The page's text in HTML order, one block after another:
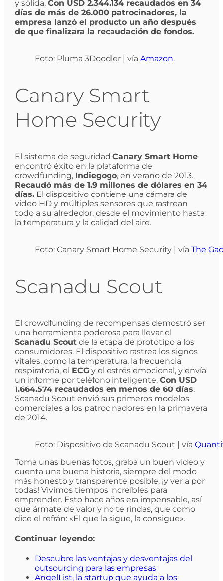
y sólida. Con USD 2.344.134 recaudados en 34
días de más de 26.000 patrocinadores, la
empresa lanzó el producto un año después
de que finalizara la recaudación de fondos.
Foto: Pluma 3Doodler | vía Amazon.
Canary Smart
Home Security
El sistema de seguridad Canary Smart Home
encontró éxito en la plataforma de
crowdfunding, Indiegogo, en verano de 2013.
Recaudó más de 1.9 millones de dólares en 34
días.El dispositivo contiene una cámara de
video HD y múltiples sensores que rastrean
todo a su alrededor, desde el movimiento hasta
la temperatura y la calidad del aire.
Foto: Canary Smart Home Security | vía The
Scanadu Scout
El crowdfunding de recompensas demostró ser
una herramienta poderosa para llevar el
Scanadu Scoutde la etapa de prototipo a los
consumidores. El dispositivo rastrea los signos
vitales, como la temperatura, la frecuencia
respiratoria, el ECGy el estrés emocional, y envía
un informe por teléfono inteligente. Con USD
1.664.574 recaudados en menos de 60 días,
Scanadu Scout envió sus primeros modelos
comerciales a los patrocinadores en la primavera
de 2014.
Foto: Dispositivo de Scanadu Scout | vía
Toma unas buenas fotos, graba un buen video y
cuenta una buena historia, siempre del modo
más honesto y transparente posible. ¡y ver a por
todas! Vivimos tiempos increíbles para
emprender. Esto hace años era impensable, así
que ármate de valor y no te rindas, que como
dice el refrán: «El que la sigue, la consigue».
Continuar leyendo:
Descubre las ventajas y desventajas del
outsourcing para las empresas
AngelList, la startup que ayuda a los